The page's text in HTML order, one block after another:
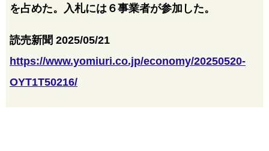
を占めた。入札には６事業者が参加した。
読売新聞 2025/05/21
https://www.yomiuri.co.jp/economy/20250520-
OYT1T50216/